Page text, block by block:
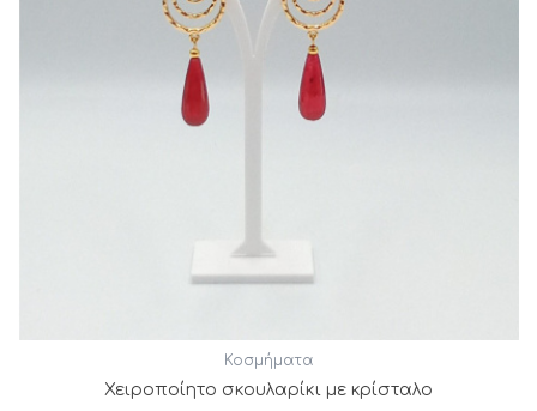
Κοσμήματα
Χειροποίητο σκουλαρίκι με κρίσταλο